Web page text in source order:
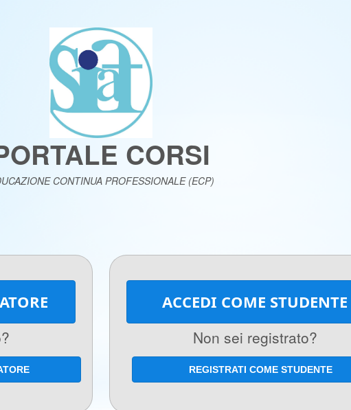
CORSI
CONTINUA PROFESSIONALE (ECP)
ACCEDI COME STUDENTE
Non sei registrato?
REGISTRATI COME STUDENTE